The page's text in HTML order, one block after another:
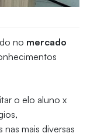
no mercado
o elo aluno x
mais diversas